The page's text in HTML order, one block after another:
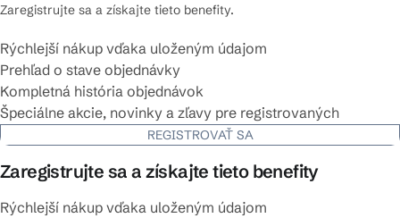
Zaregistrujte sa a získajte tieto benefity.
Rýchlejší nákup vďaka uloženým údajom
Prehľad o stave objednávky
Kompletná história objednávok
Špeciálne akcie, novinky a zľavy pre registrovaných
REGISTROVAŤ SA
Zaregistrujte sa a získajte tieto benefity
Rýchlejší nákup vďaka uloženým údajom